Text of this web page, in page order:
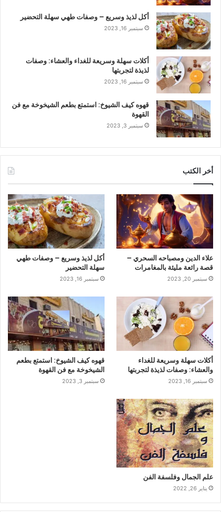
أكل لذيذ وسريع – وصفات طهي سهلة التحضير
سبتمبر 16, 2023
أكلات سهلة وسريعة للغداء والعشاء: وصفات
لذيذة لتجربتها
سبتمبر 16, 2023
قهوه كيف الشيوخ: استمتع بطعم الشيخوخة مع فن
القهوة
سبتمبر 3, 2023
أخر الكتب
علاء الدين ومصباحه السحري –
قصة رائعة مليئة بالمغامرات
سبتمبر 20, 2023
أكل لذيذ وسريع – وصفات طهي
سهلة التحضير
سبتمبر 16, 2023
أكلات سهلة وسريعة للغداء
والعشاء: وصفات لذيذة لتجربتها
سبتمبر 16, 2023
قهوه كيف الشيوخ: استمتع بطعم
الشيخوخة مع فن القهوة
سبتمبر 3, 2023
علم الجمال وفلسفة الفن
يناير 26, 2022